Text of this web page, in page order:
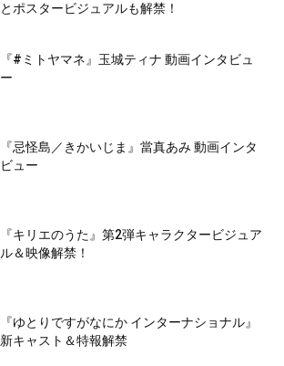
とポスタービジュアルも解禁！
『#ミトヤマネ』玉城ティナ 動画インタビュ
ー
『忌怪島／きかいじま』當真あみ 動画インタ
ビュー
『キリエのうた』第2弾キャラクタービジュア
ル＆映像解禁！
『ゆとりですがなにか インターナショナル』
新キャスト＆特報解禁